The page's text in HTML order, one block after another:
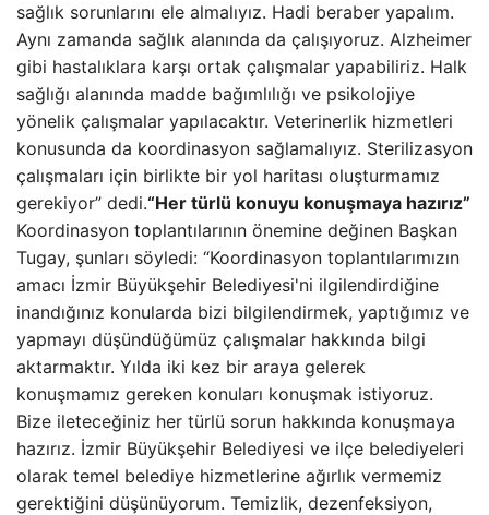
sağlık sorunlarını ele almalıyız. Hadi beraber yapalım.
Aynı zamanda sağlık alanında da çalışıyoruz. Alzheimer
gibi hastalıklara karşı ortak çalışmalar yapabiliriz. Halk
sağlığı alanında madde bağımlılığı ve psikolojiye
yönelik çalışmalar yapılacaktır. Veterinerlik hizmetleri
konusunda da koordinasyon sağlamalıyız. Sterilizasyon
çalışmaları için birlikte bir yol haritası oluşturmamız
gerekiyor” dedi.“Her türlü konuyu konuşmaya hazırız”
Koordinasyon toplantılarının önemine değinen Başkan
Tugay, şunları söyledi: “Koordinasyon toplantılarımızın
amacı İzmir Büyükşehir Belediyesi'ni ilgilendirdiğine
inandığınız konularda bizi bilgilendirmek, yaptığımız ve
yapmayı düşündüğümüz çalışmalar hakkında bilgi
aktarmaktır. Yılda iki kez bir araya gelerek
konuşmamız gereken konuları konuşmak istiyoruz.
Bize ileteceğiniz her türlü sorun hakkında konuşmaya
hazırız. İzmir Büyükşehir Belediyesi ve ilçe belediyeleri
olarak temel belediye hizmetlerine ağırlık vermemiz
gerektiğini düşünüyorum. Temizlik, dezenfeksiyon,